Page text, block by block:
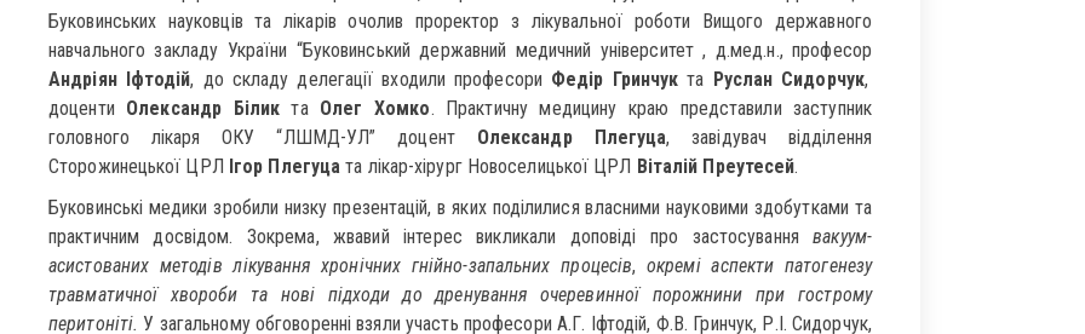
Буковинських науковців та лікарів очолив проректор з лікувальної роботи Вищого державного
навчального закладу України “Буковинський державний медичний університет , д.мед.н., професор
Андріян Іфтодій, до складу делегації входили професори Федір Гринчук та Руслан Сидорчук,
доценти Олександр Білик та Олег Хомко. Практичну медицину краю представили заступник
головного лікаря ОКУ “ЛШМД-УЛ” доцент Олександр Плегуца, завідувач відділення
Сторожинецької ЦРЛ Ігор Плегуца та лікар-хірург Новоселицької ЦРЛ Віталій Преутесей.
Буковинські медики зробили низку презентацій, в яких поділилися власними науковими здобутками та
практичним досвідом. Зокрема, жвавий інтерес викликали доповіді про застосуваннявакуум-
асистованих методів лікування хронічних гнійно-запальних процесів,окремі аспекти патогенезу
травматичної хвороби та нові підходи до дренування очеревинної порожнини при гострому
перитоніті. У загальному обговоренні взяли участь професори А.Г. Іфтодій, Ф.В. Гринчук, Р.І. Сидорчук,